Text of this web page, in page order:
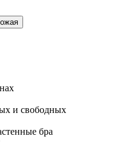
и свободных
бра